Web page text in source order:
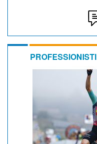
PROFESSIONISTI